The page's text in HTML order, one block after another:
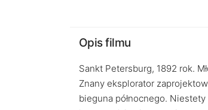
Opis filmu
Sankt Petersburg, 1892 rok.
Znany eksplorator
bieguna północnego.